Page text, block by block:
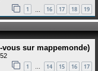
e
r
1 16 17 18 19
sur mappemonde)
1 … 14 15 16 17